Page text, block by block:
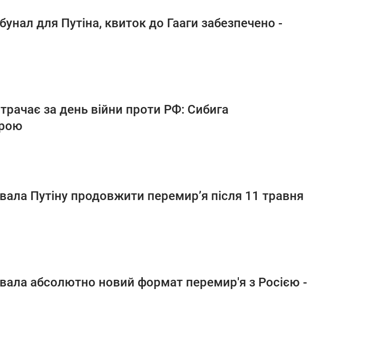
для Путіна, квиток до Гааги забезпечено -
за день війни проти РФ: Сибига
Путіну продовжити перемир’я після 11 травня
абсолютно новий формат перемир'я з Росією -